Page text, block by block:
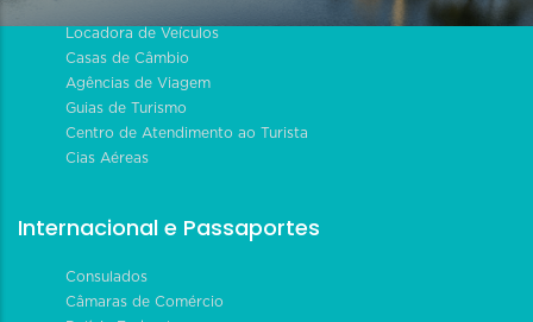
Locadora de Veículos
Casas de Câmbio
Agências de Viagem
Guias de Turismo
Centro de Atendimento ao Turista
Cias Aéreas
Internacional e Passaportes
Consulados
Câmaras de Comércio